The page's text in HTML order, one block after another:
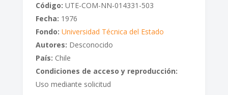
Código: UTE-COM-NN-014331-503
Fecha: 1976
Fondo: Universidad Técnica del Estado
Autores: Desconocido
País: Chile
Condiciones de acceso y reproducción:
Uso mediante solicitud